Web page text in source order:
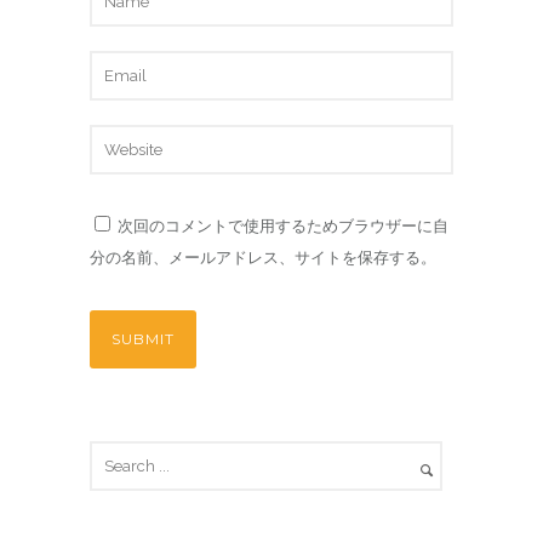
次回のコメントで使用するためブラウザーに自
分の名前、メールアドレス、サイトを保存する。